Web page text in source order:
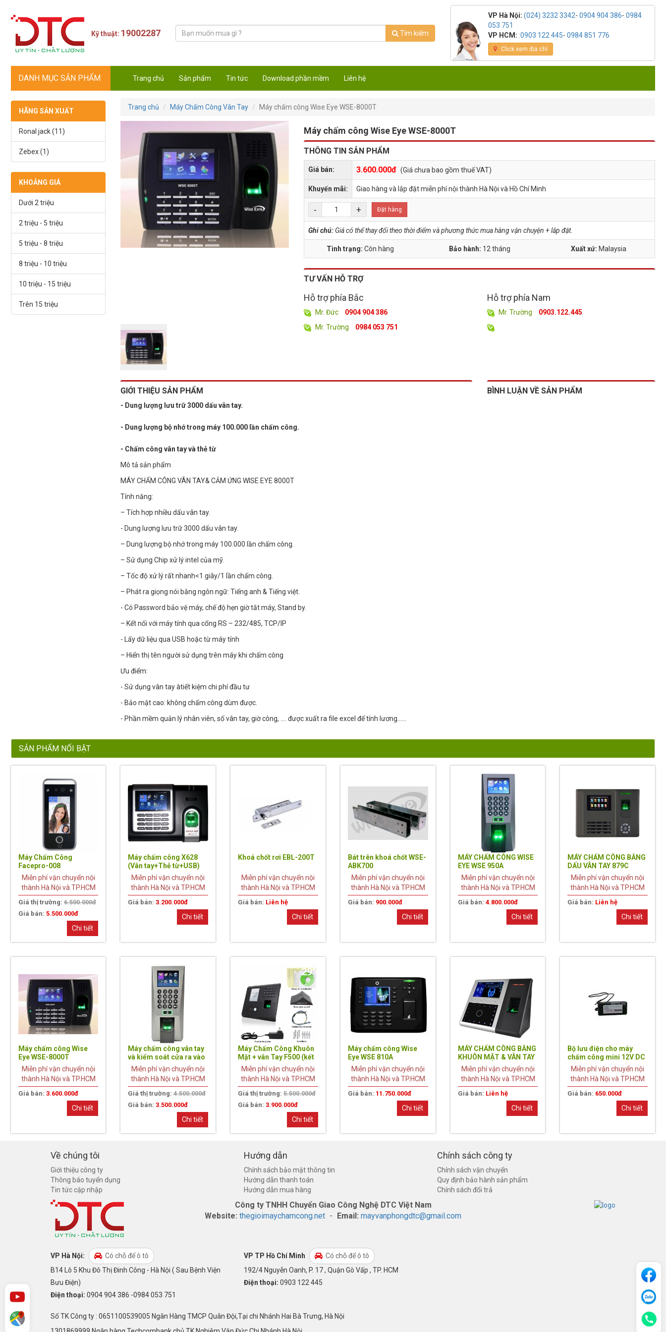
Kỹ thuật: 19002287 Tìm kiếm
VP Hà Nội: (024) 3232 3342- 0904 904 386- 0984
053 751
VP HCM: :0903 122 445- 0984 851 776
Click xem địa chỉ
DANH MỤC SẢN PHẨM Trang chủ Sản phẩm Tin tức Download phần mềm Liên hệ
HÃNG SẢN XUẤT
Ronal jack (11)
Zebex (1)
KHOẢNG GIÁ
Dưới 2 triệu
2 triệu - 5 triệu
5 triệu - 8 triệu
8 triệu - 10 triệu
10 triệu - 15 triệu
Trên 15 triệu
Trang chủ Máy Chấm Công Vân Tay Máy chấm công Wise Eye WSE-8000T
Máy chấm công Wise Eye WSE-8000T
THÔNG TIN SẢN PHẨM
Giá bán: 3.600.000đ (Giá chưa bao gồm thuế VAT)
Khuyến mãi: Giao hàng và lắp đặt miễn phí nội thành Hà Nội và Hồ Chí Minh
- + Đặt hàng
Ghi chú: Giá có thể thay đổi theo thời điểm và phương thức mua hàng vận chuyện + lắp đặt.
Tình trạng:Còn hàng Bảo hành: 12 tháng Xuất xứ: Malaysia
TƯ VẤN HỖ TRỢ
Hỗ trợ phía Bắc
Mr. Đức
0904 904 386
Mr. Trường
0984 053 751
Hỗ trợ phía Nam
Mr. Trường 0903.122.445
GIỚI THIỆU SẢN PHẨM
- Dung lượng lưu trữ 3000 dấu vân tay.
- Dung lượng bộ nhớ trong máy 100.000 lần chấm công.
- Chấm công vân tay và thẻ từ
Mô tả sản phẩm
MÁY CHẤM CÔNG VÂN TAY& CẢM ỨNG WISE EYE 8000T
Tính năng:
– Tích hợp nhiều dấu vân tay.
- Dung lượng lưu trữ 3000 dấu vân tay.
– Dung lượng bộ nhớ trong máy 100.000 lần chấm công.
– Sử dụng Chip xử lý intel của mỹ.
– Tốc độ xử lý rất nhanh<1 giây/1 lần chấm công.
– Phát ra giọng nói bằng ngôn ngữ: Tiếng anh & Tiếng việt.
- Có Password bảo vệ máy, chế độ hẹn giờ tắt máy, Stand by.
– Kết nối với máy tính qua cổng RS – 232/485, TCP/IP
- Lấy dữ liệu qua USB hoặc từ máy tính
– Hiển thị tên người sử dụng trên máy khi chấm công
Ưu điểm:
- Sử dụng vân tay àtiết kiệm chi phí đầu tư
- Bảo mật cao: không chấm công dùm được.
- Phần mềm quản lý nhân viên, số vân tay, giờ công, …. được xuất ra file excel để tính lương……
BÌNH LUẬN VỀ SẢN PHẨM
SẢN PHẨM NỔI BẬT
Máy Chấm Công
Facepro-008
Miễn phí vận chuyển nội
thành Hà Nội và TP.HCM
Giá thị trường:6.500.000đ
Giá bán: 5.500.000đ
Chi tiết
Máy chấm công X628
(Vân tay+Thẻ từ+USB)
Miễn phí vận chuyển nội
thành Hà Nội và TP.HCM
Giá bán:3.200.000đ
Chi tiết
Khoá chốt rơi EBL-200T
Miễn phí vận chuyển nội
thành Hà Nội và TP.HCM
Giá bán: Liên hệ
Chi tiết
Bát trên khoá chốt WSE-
ABK700
Miễn phí vận chuyển nội
thành Hà Nội và TP.HCM
Giá bán: 900.000đ
Chi tiết
MÁY CHẤM CÔNG WISE
EYE WSE 950A
Miễn phí vận chuyển nội
thành Hà Nội và TP.HCM
Giá bán: 4.800.000đ
Chi tiết
MÁY CHẤM CÔNG BẰNG
DẤU VÂN TAY 879C
Miễn phí vận chuyển nội
thành Hà Nội và TP.HCM
Giá bán: Liên hệ
Chi tiết
Máy chấm công Wise
Eye WSE-8000T
Miễn phí vận chuyển nội
thành Hà Nội và TP.HCM
Giá bán: 3.600.000đ
Chi tiết
Máy chấm công vân tay
và kiểm soát cửa ra vào
F18
Miễn phí vận chuyển nội
thành Hà Nội và TP.HCM
Giá thị trường:4.500.000đ
Giá bán:3.500.000đ
Chi tiết
Máy Chấm Công Khuôn
Mặt + vân Tay F500 (kết
nối wifi)
Miễn phí vận chuyển nội
thành Hà Nội và TP.HCM
Giá thị trường:5.500.000đ
Giá bán:3.900.000đ
Chi tiết
29%
Máy chấm công Wise
Eye WSE 810A
Miễn phí vận chuyển nội
thành Hà Nội và TP.HCM
Giá bán: 11.750.000đ
Chi tiết
MÁY CHẤM CÔNG BẰNG
KHUÔN MẶT & VÂN TAY
IFACE 302
Miễn phí vận chuyển nội
thành Hà Nội và TP.HCM
Giá bán: Liên hệ
Chi tiết
Bộ lưu điện cho máy
chấm công mini 12V DC
Miễn phí vận chuyển nội
thành Hà Nội và TP.HCM
Giá bán: 650.000đ
Chi tiết
Về chúng tôi
Giới thiệu công ty
Thông báo tuyển dụng
Tin tức cập nhập
Hướng dẫn
Chính sách bảo mật thông tin
Hướng dẫn thanh toán
Hướng dẫn mua hàng
Chính sách công ty
Chính sách vận chuyển
Quy định bảo hành sản phẩm
Chính sách đổi trả
Công ty TNHH Chuyển Giao Công Nghệ DTC Việt Nam
Website: thegioimaychamcong.net - Email: mayvanphongdtc@gmail.com
VP Hà Nội:
Có chỗ để ô tô
B14 Lô 5 Khu Đô Thị Đinh Công - Hà Nội ( Sau Bệnh Viện
Bưu Điện)
Điện thoại: 0904 904 386 -0984 053 751
VP TP Hồ Chí Minh
Có chỗ để ô tô
192/4 Nguyễn Oanh, P. 17 , Quận Gò Vấp , TP. HCM
Điện thoại: 0903 122 445
Số TK Công ty : 0651100539005 Ngân Hàng TMCP Quân Đội,Tại chi Nhánh Hai Bà Trưng, Hà Nội